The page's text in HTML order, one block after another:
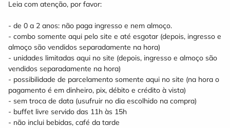
Leia com atenção, por favor:
- de 0 a 2 anos: não paga ingresso e nem almoço.
- combo somente aqui pelo site e até esgotar (depois, ingresso e
almoço são vendidos separadamente na hora)
- unidades limitadas aqui no site (depois, ingresso e almoço são
vendidos separadamente na hora)
- possibilidade de parcelamento somente aqui no site (na hora o
pagamento é em dinheiro, pix, débito e crédito à vista)
- sem troca de data (usufruir no dia escolhido na compra)
- buffet livre servido das 11h às 15h
- não inclui bebidas, café da tarde